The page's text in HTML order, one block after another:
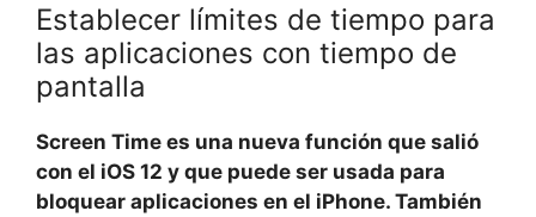
Establecer límites de tiempo para
las aplicaciones con tiempo de
pantalla
Screen Time es una nueva función que salió
con el iOS 12 y que puede ser usada para
bloquear aplicaciones en el iPhone. También